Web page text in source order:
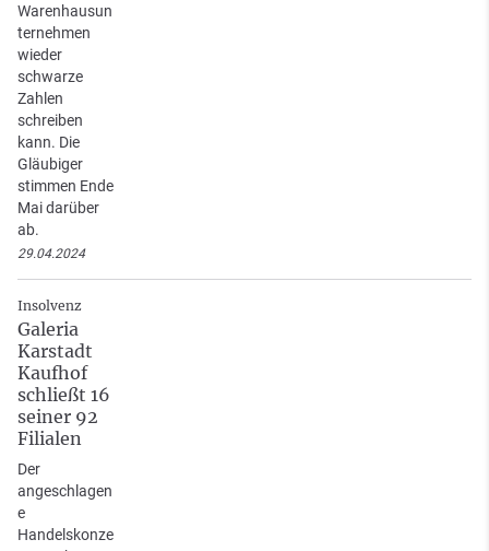
Warenhausun
ternehmen
wieder
schwarze
Zahlen
schreiben
kann. Die
Gläubiger
stimmen Ende
Mai darüber
ab.
29.04.2024
Insolvenz
Galeria
Karstadt
Kaufhof
schließt 16
seiner 92
Filialen
Der
angeschlagen
e
Handelskonze